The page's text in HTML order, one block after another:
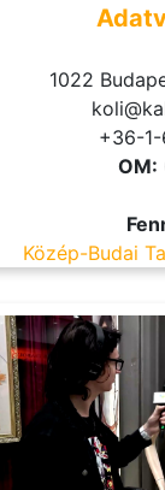
1022
+36-
OM:
Közép-Budai